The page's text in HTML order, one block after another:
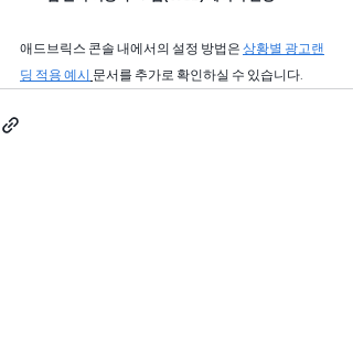
애드브릭스 콘솔 내에서의 설정 방법은 상황별 광고랜
딩 적용 예시 문서를 추가로 확인하실 수 있습니다.